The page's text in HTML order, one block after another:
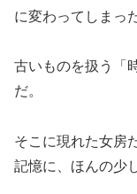
に変わってしまっ
古いものを扱う「
だ。
そこに現れた女房
記憶に、ほんの少